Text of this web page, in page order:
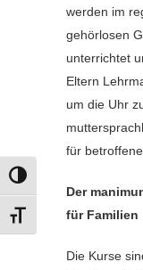
UMSCHALTEN
SCHRIFT
werden im
gehörlosen
unterrichtet
Eltern
um die Uhr
für
Der
für Familien
Die Kurse